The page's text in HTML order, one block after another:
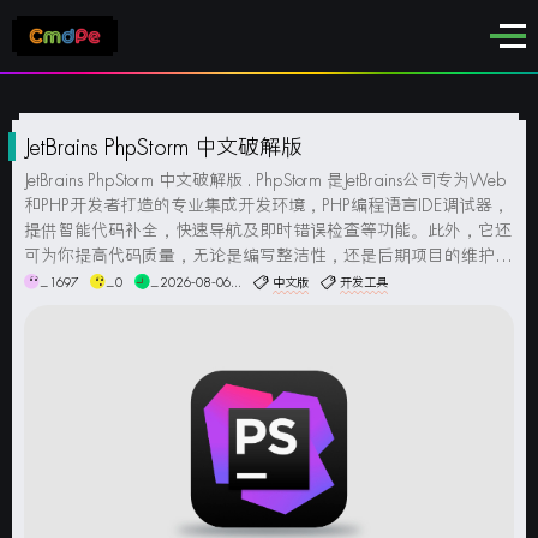
JetBrains PhpStorm 中文破解版
JetBrains PhpStorm 中文破解版 . PhpStorm 是JetBrains公司专为Web
和PHP开发者打造的专业集成开发环境，PHP编程语言IDE调试器，
提供智能代码补全，快速导航及即时错误检查等功能。此外，它还
可为你提高代码质量，无论是编写整洁性，还是后期项目的维护性
都可达到最佳状，同时ID还可利用PEP8进行检查、测...
_1697 _0 _2026-08-06... 中文版 开发工具